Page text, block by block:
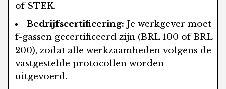
of STEK.
Bedrijfscertificering: Je werkgever moet
f-gassen gecertificeerd zijn (BRL 100 of BRL
200), zodat alle werkzaamheden volgens de
vastgestelde protocollen worden
uitgevoerd.